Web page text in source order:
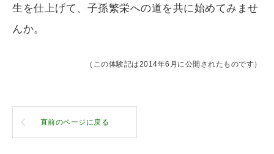
生を仕上げて、子孫繁栄への道を共に始めてみませ
んか。
（この体験記は2014年6月に公開されたものです）
直前のページに戻る